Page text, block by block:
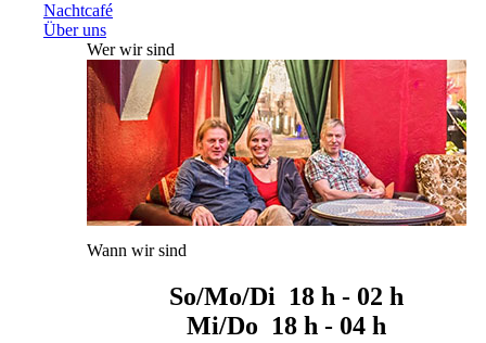
Nachtcafé
Über uns
Wer wir sind
Wann wir sind
So/Mo/Di 18 h - 02 h
Mi/Do 18 h - 04 h